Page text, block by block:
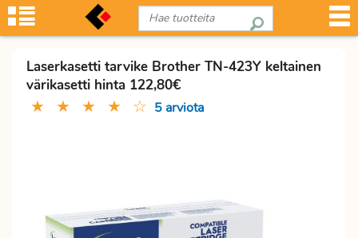
Laserkasetti tarvike Brother TN-423Y keltainen
värikasetti hinta 122,80€
★ ★ ★ ★ ☆ 5 arviota